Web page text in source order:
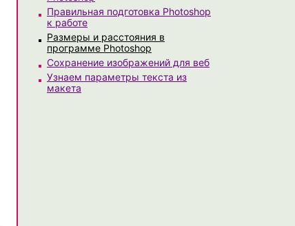
Правильная подготовка Photoshop
к работе
Размеры и расстояния в
программе Photoshop
Сохранение изображений для веб
Узнаем параметры текста из
макета